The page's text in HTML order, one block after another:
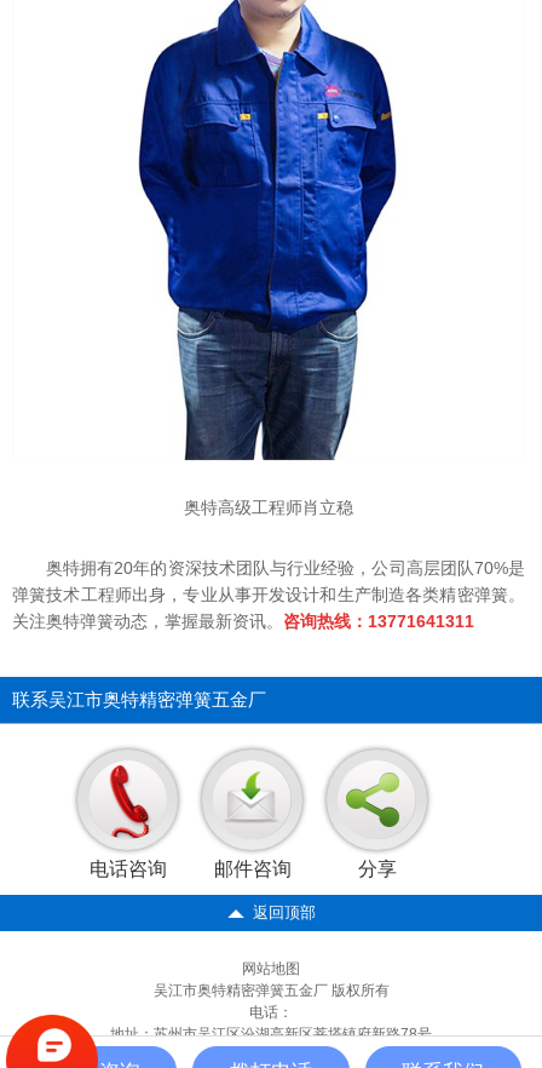
奥特高级工程师肖立稳
奥特拥有20年的资深技术团队与行业经验，公司高层团队70%是
弹簧技术工程师出身，专业从事开发设计和生产制造各类精密弹簧。
关注奥特弹簧动态，掌握最新资讯。 咨询热线：13771641311
联系吴江市奥特精密弹簧五金厂
电话咨询 邮件咨询 分享
返回顶部
网站地图
吴江市奥特精密弹簧五金厂 版权所有
电话：
地址：苏州市吴江区汾湖高新区莘塔镇府新路78号